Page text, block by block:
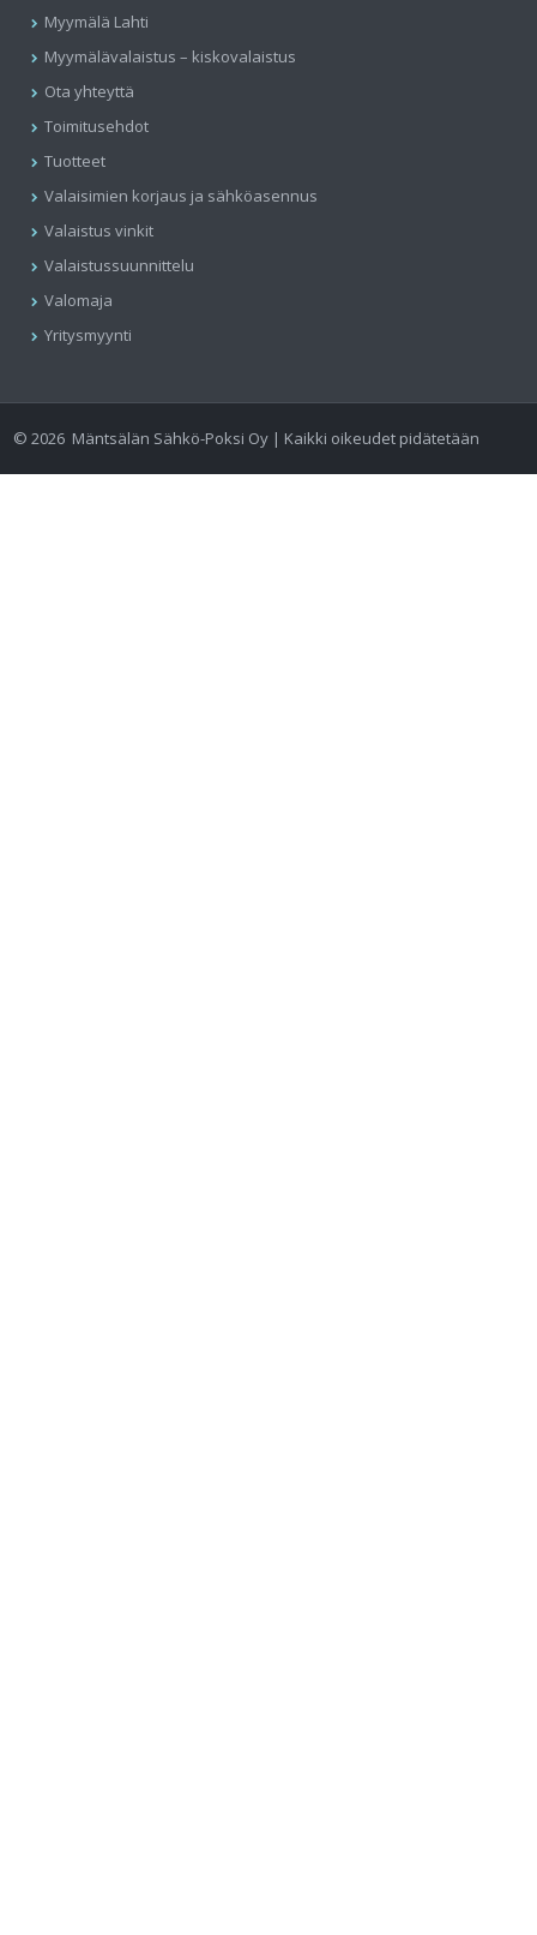
Myymälä Lahti
Myymälävalaistus – kiskovalaistus
Ota yhteyttä
Toimitusehdot
Tuotteet
Valaisimien korjaus ja sähköasennus
Valaistus vinkit
Valaistussuunnittelu
Valomaja
Yritysmyynti
©2026 Mäntsälän Sähkö-Poksi Oy | Kaikki oikeudet pidätetään